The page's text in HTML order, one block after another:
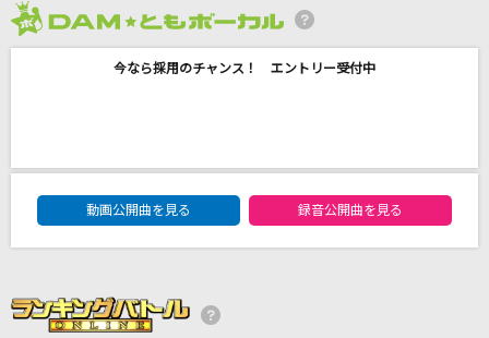
遠く遠く
槇原敬之(Makihara)
SEKAI NO OWARI(世界の終わり)
今なら採用のチャンス！ エントリー受付中
DAM★ともボーカルエントリーランキング
動画公開曲を見る
録音公開曲を見る